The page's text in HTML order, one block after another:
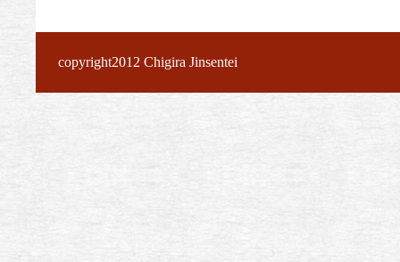
copyright2012 Chigira Jinsentei